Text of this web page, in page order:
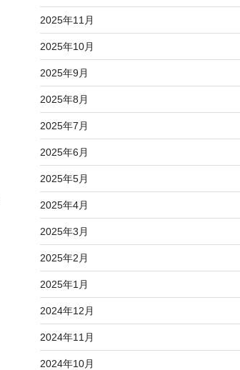
2025年11月
2025年10月
2025年9月
2025年8月
2025年7月
2025年6月
2025年5月
2025年4月
2025年3月
2025年2月
2025年1月
2024年12月
2024年11月
2024年10月